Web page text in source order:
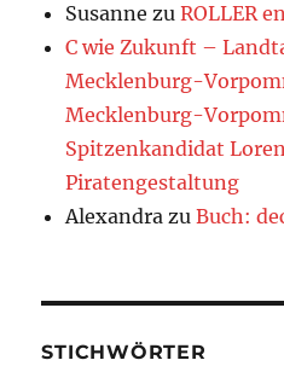
Susanne zuROLLER
C wie Zukunft –
Mecklenburg-
Mecklenburg-
Spitzenkandidat
Piratengestaltung
Alexandra zuBuch:
STICHWÖRTER